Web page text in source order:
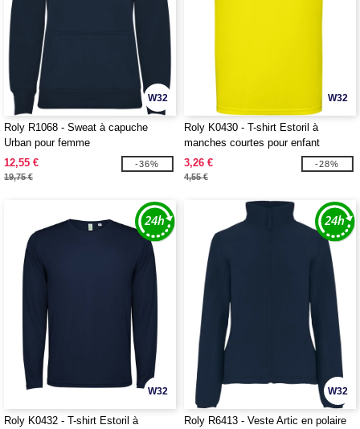
W32
Roly R1068 - Sweat à capuche
Urban pour femme
12,55 €
19,75 €
-36%
W32
Roly K0430 - T-shirt Estoril à
manches courtes pour enfant
3,26 €
4,55 €
-28%
W32
Roly K0432 - T-shirt Estoril à
W32
Roly R6413 - Veste Artic en polaire